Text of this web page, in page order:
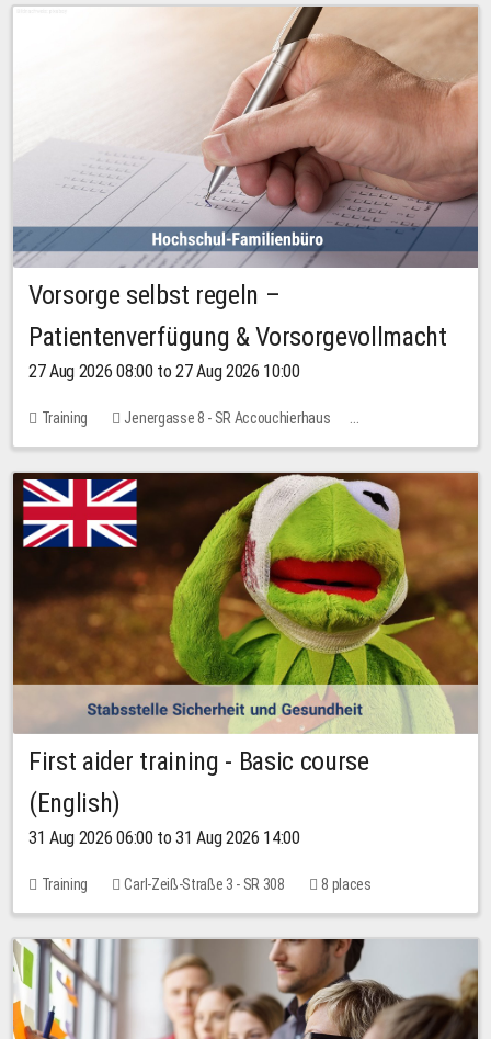
Vorsorge selbst regeln –
Patientenverfügung & Vorsorgevollmacht
27 Aug 2026 08:00 to 27 Aug 2026 10:00
Training
Jenergasse 8 - SR Accouchierhaus
No free places
First aider training - Basic course
(English)
31 Aug 2026 06:00 to 31 Aug 2026 14:00
Training Carl-Zeiß-Straße 3 - SR 308 8 places